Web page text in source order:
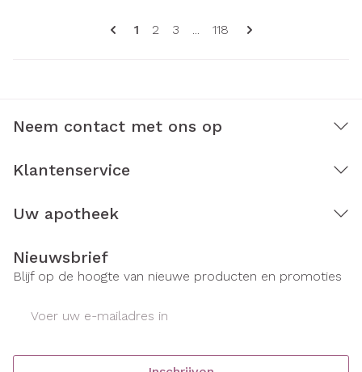
Pagina's
U lees momenteel pagina
1 Pagina
2 Pagina
3 ... Pagina
118
Neem contact met ons op
Klantenservice
Uw apotheek
Nieuwsbrief
Blijf op de hoogte van nieuwe producten en promoties